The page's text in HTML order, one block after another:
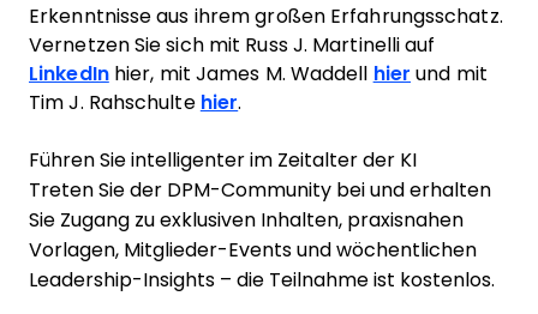
Erkenntnisse aus ihrem großen Erfahrungsschatz.
Vernetzen Sie sich mit Russ J. Martinelli auf
LinkedInhier, mit James M. Waddell hier und mit
Tim J. Rahschulte hier.
Führen Sie intelligenter im Zeitalter der KI
Treten Sie der DPM-Community bei und erhalten
Sie Zugang zu exklusiven Inhalten, praxisnahen
Vorlagen, Mitglieder-Events und wöchentlichen
Leadership-Insights – die Teilnahme ist kostenlos.